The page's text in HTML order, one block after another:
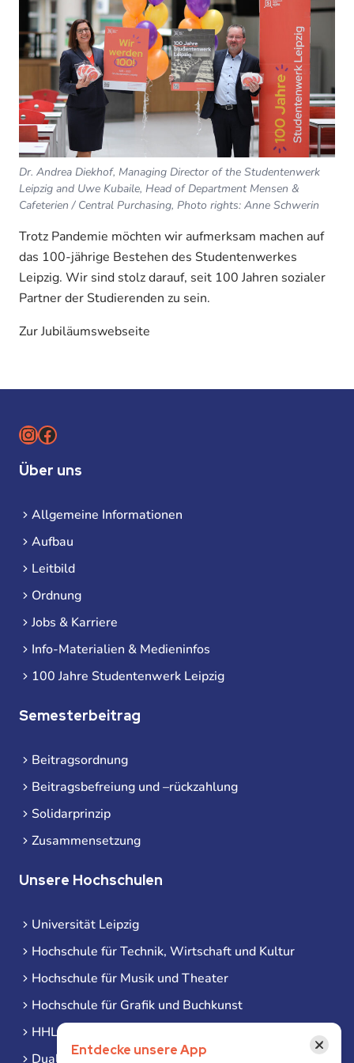
Dr. Andrea Diekhof, Managing Director of the Studentenwerk
Leipzig and Uwe Kubaile, Head of Department Mensen &
Cafeterien / Central Purchasing, Photo rights: Anne Schwerin
Trotz Pandemie möchten wir aufmerksam machen auf
das 100-jährige Bestehen des Studentenwerkes
Leipzig. Wir sind stolz darauf, seit 100 Jahren sozialer
Partner der Studierenden zu sein.
Zur Jubiläumswebseite
Instagram
Facebook
Über uns
Allgemeine Informationen
Aufbau
Leitbild
Ordnung
Jobs & Karriere
Info-Materialien & Medieninfos
100 Jahre Studentenwerk Leipzig
Semesterbeitrag
Beitragsordnung
Beitragsbefreiung und –rückzahlung
Solidarprinzip
Zusammensetzung
Unsere Hochschulen
Universität Leipzig
Hochschule für Technik, Wirtschaft und Kultur
Hochschule für Musik und Theater
Hochschule für Grafik und Buchkunst
HHL Leipzig
Duale Hochschule Sachsen (DHSN) am Standort
Entdecke unsere App ×